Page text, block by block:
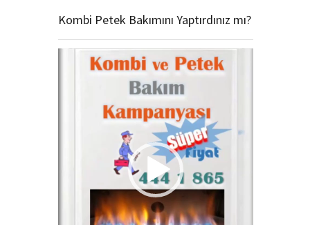
Kombi Petek Bakımını Yaptırdınız mı?
oynatıcı